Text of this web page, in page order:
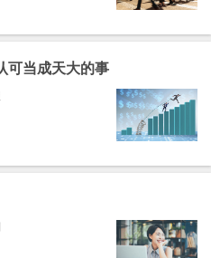
可当成天大的事